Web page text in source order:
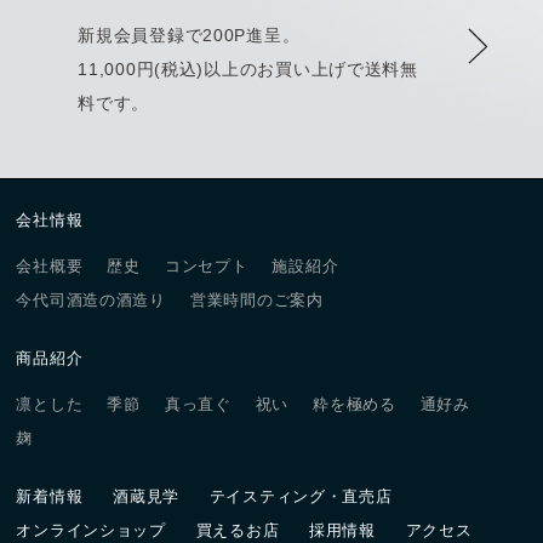
新規会員登録で200P進呈。
11,000円(税込)以上のお買い上げで送料無
料です。
会社情報
会社概要 歴史 コンセプト
施設紹介
今代司酒造の酒造り
営業時間のご案内
商品紹介
凛とした 季節 真っ直ぐ 祝い 粋を極める
通好み
麹
新着情報 酒蔵見学
テイスティング・直売店
オンラインショップ
買えるお店 採用情報 アクセス